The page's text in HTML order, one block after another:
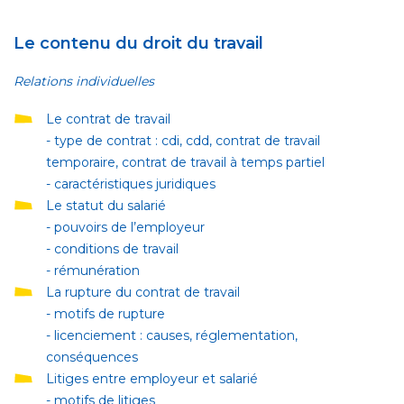
Le contenu du droit du travail
Relations individuelles
Le contrat de travail
- type de contrat : cdi, cdd, contrat de travail
temporaire, contrat de travail à temps partiel
- caractéristiques juridiques
Le statut du salarié
- pouvoirs de l’employeur
- conditions de travail
- rémunération
La rupture du contrat de travail
- motifs de rupture
- licenciement : causes, réglementation,
conséquences
Litiges entre employeur et salarié
- motifs de litiges